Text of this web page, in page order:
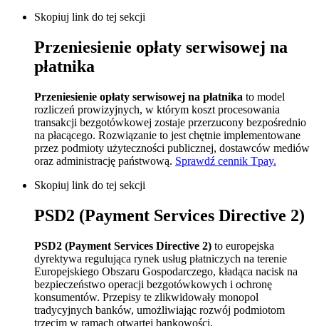
Skopiuj link do tej sekcji
Przeniesienie opłaty serwisowej na
płatnika
Przeniesienie opłaty serwisowej na płatnika to model
rozliczeń prowizyjnych, w którym koszt procesowania
transakcji bezgotówkowej zostaje przerzucony bezpośrednio
na płacącego. Rozwiązanie to jest chętnie implementowane
przez podmioty użyteczności publicznej, dostawców mediów
oraz administrację państwową. Sprawdź cennik Tpay.
Skopiuj link do tej sekcji
PSD2 (Payment Services Directive 2)
PSD2 (Payment Services Directive 2) to europejska
dyrektywa regulująca rynek usług płatniczych na terenie
Europejskiego Obszaru Gospodarczego, kładąca nacisk na
bezpieczeństwo operacji bezgotówkowych i ochronę
konsumentów. Przepisy te zlikwidowały monopol
tradycyjnych banków, umożliwiając rozwój podmiotom
trzecim w ramach otwartej bankowości.